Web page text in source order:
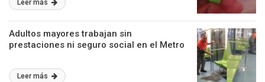
Leer más
Adultos mayores trabajan sin
prestaciones ni seguro social en el Metro
Leer más